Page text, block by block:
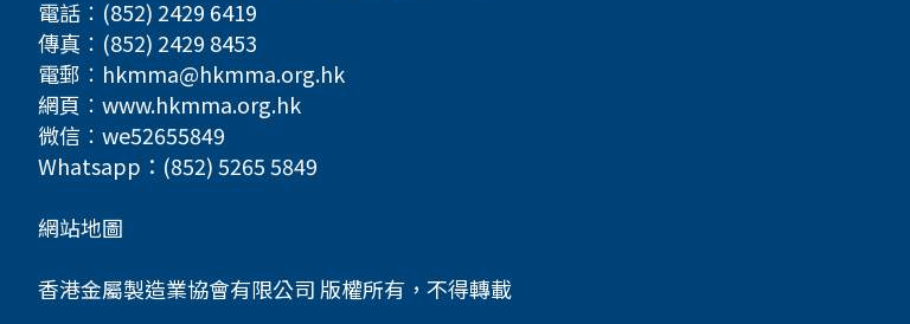
電話︰(852) 2429 6419
傳真︰(852) 2429 8453
電郵︰ hkmma@hkmma.org.hk
網頁︰ www.hkmma.org.hk
微信︰we52655849
Whatsapp：(852) 5265 5849
網站地圖
香港金屬製造業協會有限公司 版權所有，不得轉載